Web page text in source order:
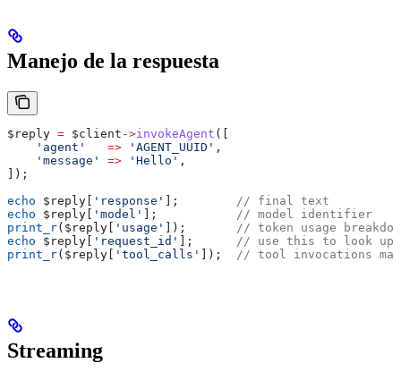
Manejo de la respuesta
$reply = $client ->invokeAgent ([
    'agent'
   =>
'AGENT_UUID' ,
    'message'
=> 'Hello' ,
]);
echo $reply 'response' ]; // final text
echo $reply 'model' ]; // model identifier
print_r( $reply 'usage' ]); // token usage
echo $reply 'request_id' ]; // use this to look up
print_r( $reply 'tool_calls' ]); // tool invocations
Streaming